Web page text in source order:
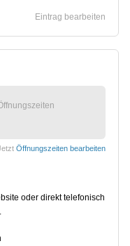
Eintrag bearbeiten
Öffnungszeiten bearbeiten
oder direkt telefonisch